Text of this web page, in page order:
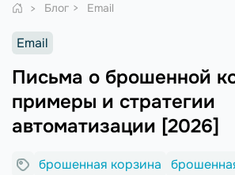
Блог Email
Email
Письма о брошенной
примеры и стратегии
автоматизации [2026]
брошенная корзина